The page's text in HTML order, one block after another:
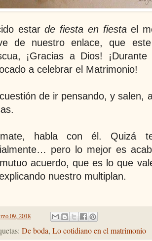
estarde fiesta en fiestael
de nuestro enlace, que
¡Gracias a Dios!
a celebrar el Matrimonio!
de ir pensando, y salen,
habla con él. Quizá
pero lo mejor es
acuerdo, que es lo que
nuestro multiplan.
09, 2018
De boda, Lo cotidiano en el matrimonio